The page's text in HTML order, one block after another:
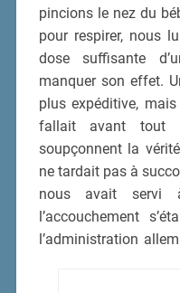
pincions le nez du
pour respirer, nous
dose suffisante
manquer son effet.
plus expéditive,
fallait avant tout
soupçonnent la
ne tardait pas à
nous avait servi
l’accouchement
l’administration